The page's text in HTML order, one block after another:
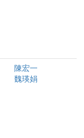
陳宏一
魏瑛娟